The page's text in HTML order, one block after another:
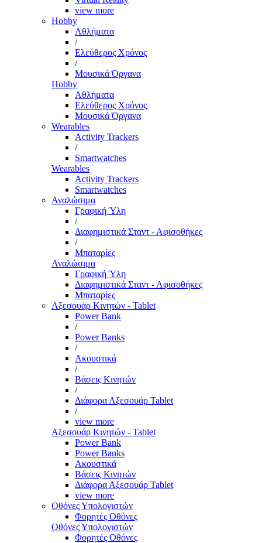
view more
Hobby
Αθλήματα
/
Ελεύθερος Χρόνος
/
Μουσικά Όργανα
Hobby
Αθλήματα
Ελεύθερος Χρόνος
Μουσικά Όργανα
Wearables
Activity Trackers
/
Smartwatches
Wearables
Activity Trackers
Smartwatches
Αναλώσιμα
Γραφική Ύλη
/
Διαφημιστικά Σταντ - Αφισοθήκες
/
Μπαταρίες
Αναλώσιμα
Γραφική Ύλη
Διαφημιστικά Σταντ - Αφισοθήκες
Μπαταρίες
Αξεσουάρ Κινητών - Tablet
Power Bank
/
Power Banks
/
Ακουστικά
/
Βάσεις Κινητών
/
Διάφορα Αξεσουάρ Tablet
/
view more
Αξεσουάρ Κινητών - Tablet
Power Bank
Power Banks
Ακουστικά
Βάσεις Κινητών
Διάφορα Αξεσουάρ Tablet
view more
Οθόνες Υπολογιστών
Φορητές Οθόνες
Οθόνες Υπολογιστών
Φορητές Οθόνες